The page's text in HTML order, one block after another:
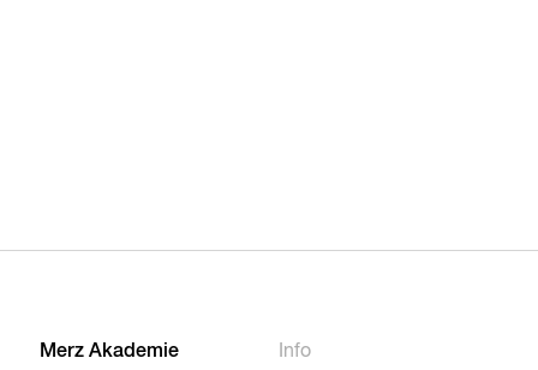
Merz Akademie
Info